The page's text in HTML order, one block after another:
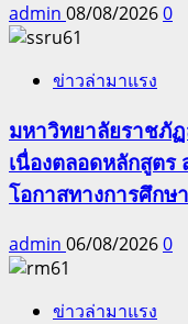
admin 08/08/20260
ข่าวล่ามาแรง
มหาวิทยาลัยราชภั
เนื่องตลอดหลักสูตร
โอกาสทางการศึกษ
admin 06/08/20260
ข่าวล่ามาแรง